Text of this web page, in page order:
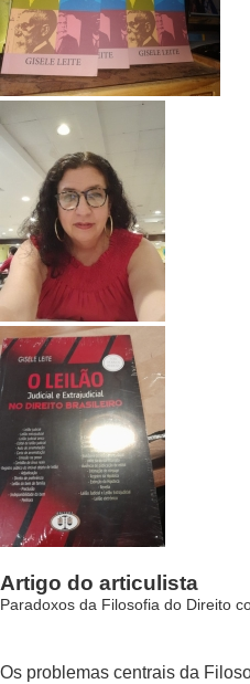
Artigo do articulista
Paradoxos da Filosofia do Direito
Os problemas centrais da